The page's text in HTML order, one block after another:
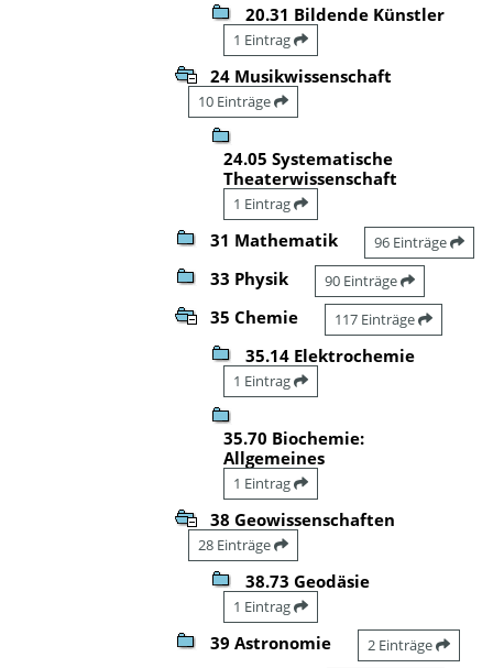
20.31 Bildende Künstler
1 Eintrag
24 Musikwissenschaft
10 Einträge
24.05 Systematische
Theaterwissenschaft
1 Eintrag
31 Mathematik 96 Einträge
33 Physik 90 Einträge
35 Chemie 117 Einträge
35.14 Elektrochemie
1 Eintrag
35.70 Biochemie:
Allgemeines
1 Eintrag
38 Geowissenschaften
28 Einträge
38.73 Geodäsie
1 Eintrag
39 Astronomie 2 Einträge